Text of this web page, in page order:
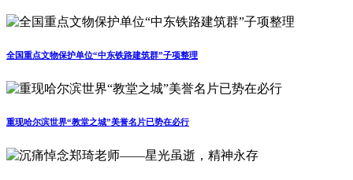
全国重点文物保护单位“中东铁路建筑群”子项整理
重现哈尔滨世界“教堂之城”美誉名片已势在必行